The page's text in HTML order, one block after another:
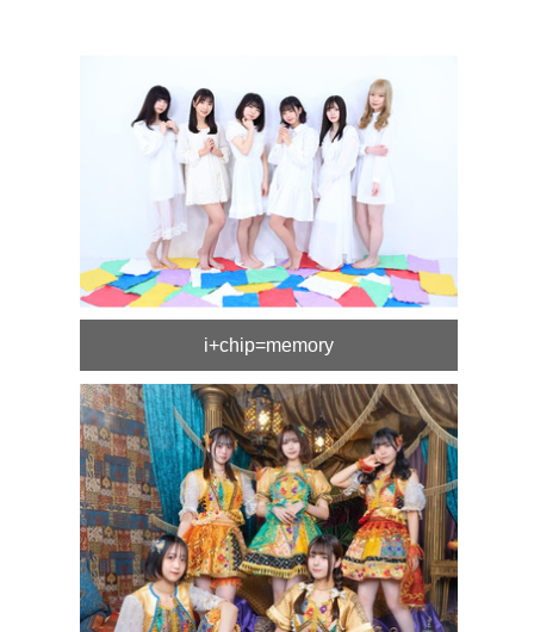
i+chip=memory